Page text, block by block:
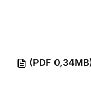
(PDF